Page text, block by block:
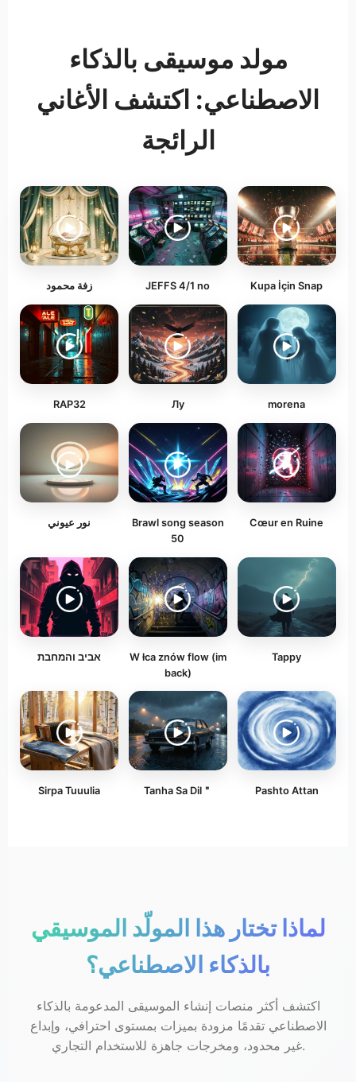
مولد موسيقى بالذكاء
الاصطناعي: اكتشف الأغاني
الرائجة
زفة محمود JEFFS 4/1 no Kupa İçin Snap
RAP32 Лу morena
نور عيوني
Brawl song season
50
Cœur en Ruine
אביב והמחבת
W łca znów flow (im
back)
Tappy
Sirpa Tuuulia Tanha Sa Dil＂ Pashto Attan
لماذا تختار هذا المولّد الموسيقي
بالذكاء الاصطناعي؟
اكتشف أكثر منصات إنشاء الموسيقى المدعومة بالذكاء
الاصطناعي تقدمًا مزودة بميزات بمستوى احترافي، وإبداع
غير محدود، ومخرجات جاهزة للاستخدام التجاري.